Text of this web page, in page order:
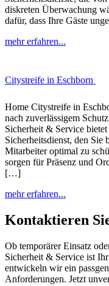
diskreten Überwachung
dafür, dass Ihre Gäste
mehr erfahren...
Citystreife in Eschborn
Home Citystreife in
nach zuverlässigem
Sicherheit & Service
Sicherheitsdienst, den
Mitarbeiter optimal zu
sorgen für Präsenz und
[…]
mehr erfahren...
Kontaktieren
Ob temporärer Einsatz
Sicherheit & Service ist
entwickeln wir ein
Anforderungen. Jetzt